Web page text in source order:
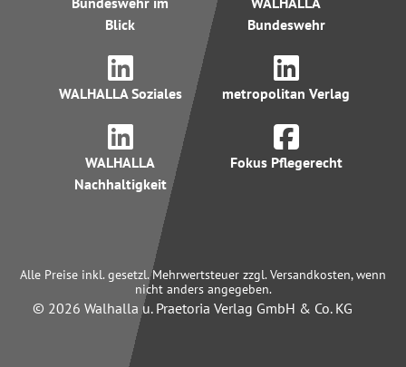
Blick
Bundeswehr
WALHALLA Soziales metropolitan Verlag
WALHALLA
Nachhaltigkeit
Fokus Pflegerecht
Alle Preise inkl. gesetzl. Mehrwertsteuer zzgl. Versandkosten, wenn
nicht anders angegeben.
© 2026 Walhalla u. Praetoria Verlag GmbH & Co. KG